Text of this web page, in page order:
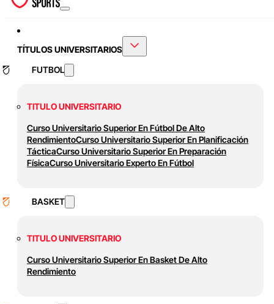
TÍTULOS UNIVERSITARIOS
FUTBOL
TITULO UNIVERSITARIO
Curso Universitario Superior En Fútbol De Alto
RendimientoCurso Universitario Superior En Planificación
TácticaCurso Universitario Superior En Preparación
FísicaCurso Universitario Experto En Fútbol
BASKET
TITULO UNIVERSITARIO
Curso Universitario Superior En Basket De Alto
Rendimiento